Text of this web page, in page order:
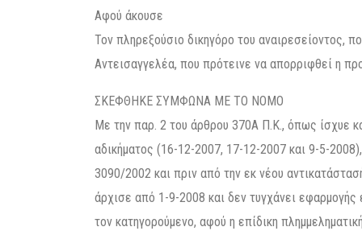
Αφού άκουσε
Τον πληρεξούσιο δικηγόρο του αναιρεσείοντος,
Αντεισαγγελέα, που πρότεινε να απορριφθεί η
ΣΚΕΦΘΗΚΕ ΣΥΜΦΩΝΑ ΜΕ ΤΟ ΝΟΜΟ
Με την παρ. 2 του άρθρου 370Α Π.Κ., όπως ίσχυε κατά τους κρίσιμους χρόνους τελέσεως του επίδικου αδικήματος (16-12-2007, 17-12-2007 και 9-5-2008), μετά την αντικατάστασή του με το άρθρ. 6 παρ. 8 Ν. 3090/2002 και πριν από την εκ νέου αντικατάστασή του με το άρθρ. 10 παρ. 1 Ν. 3674/2008 (η ισχύς του οποίου άρχισε από 1-9-2008 και δεν τυγχάνει εφαρμογής εν προκειμένω, κατ’ άρθρ. 2 παρ. 1 Π.Κ., ως δυσμενέστερο για τον κατηγορούμενο, αφού η επίδικη πλημμεληματική πράξη τιμωρείται πλέον σε βαθμό κακουργήματος), ορίζεται ότι: “Όποιος αθέμιτα παρακολουθεί με ειδικά τεχνικά μέσα ή μαγνητοφωνεί προφορική συνομιλία μεταξύ τρίτων που δεν διεξάγεται δημόσια ή μαγνητοσκοπεί μη δημόσιες πράξεις τρίτων, τιμωρείται με φυλάκιση τουλάχιστον ενός έτους. Με την ίδια ποινή τιμωρείται και όποιος μαγνητοφωνεί ιδιωτική συνομιλία μεταξύ αυτού και τρίτου χωρίς τη συναίνεση του τελευταίου. Το δεύτερο εδάφιο της παραγράφου 1 αυτού του άρθρου (κατά το οποίο η χρησιμοποίηση από τον δράστη των πληροφοριών ή μαγνητοταινιών που αποκτήθηκαν με αυτόν τον τρόπο θεωρείται επιβαρυντική περίπτωση) εφαρμόζεται και σ’ αυτή την περίπτωση”. Από την ανωτέρω διατύπωση του νόμου προκύπτει, ότι για τη στοιχειοθέτηση του εγκλήματος της παραβιάσεως του απορρήτου προφορικής συνομιλίας με τη μορφή της μαγνητοφωνήσεως ιδιωτικής συνομιλίας μεταξύ του δράστη και τρίτου, που προβλέπεται από το δεύτερο εδάφιο της παραγράφου 2 του άρθρου 370Α Π.Κ. (με το οποίο θεσμοθετείται διαφορετικό αδίκημα από εκείνο του πρώτου εδαφίου της ίδιας παραγράφου του άνω άρθρου, που αναφέρεται στις περιπτώσεις της μαγνητοφωνήσεως προφορικής συνομιλίας μεταξύ τρίτων και της μαγνητοσκοπήσεως μη δημόσιων πράξεων τρίτων), πρέπει η μαγνητοφώνηση να αφορά ιδιωτική συνομιλία μεταξύ των ανωτέρω προσώπων (δράστη και παθόντος τρίτου) χωρίς τη συναίνεση του παθόντος. Ιδιωτική είναι η συνομιλία, που δεν διεξάγεται δημόσια, δηλαδή, κατά τη βούληση των συνομιλούντων, δεν προορίζεται να ακουστεί από αόριστο αριθμό προσώπων, ασχέτως χώρου όπου έγινε αυτή (Πολιτική Ολ. Α.Π. 1/2001), ήτοι ανεξαρτήτως του αν η συνομιλία έγινε σε δημόσιο χώρο, καθώς και του αν κάποιος από τους συνομιλούντες είχε την πρόθεση να τη δημοσιοποιήσει μεταγενέστερα και ανεξάρτητα από το περιεχόμενό της, το οποίο δεν αποτελεί στοιχείο της αντικειμενικής υποστάσεως του εν λόγω εγκλήματος (Α.Π. 1532/2013). Κατά το τρίτο εδάφιο δε της παραγράφου 2 του αυτού άρθρου 370Α Π.Κ., η χρησιμοποίηση από τον δράστη των πληροφοριών ή μαγνητοταινιών που αποκτήθηκαν με τον προεκτεθέντα τρόπο θεωρείται επιβαρυντική περίπτωση του εγκλήματος τούτου. Εξάλλου, η καταδικαστική απόφαση έχει την απαιτούμενη, από τα άρθρα 93 παρ. 3 του Συντάγματος και 139 του Κ.Ποιν.Δ., ειδική και εμπεριστατωμένη αιτιολογία, η έλλειψη της οποίας ιδρύει λόγο αναιρέσεως από το άρθρο 510 παρ. 1 στοιχ. Δ’ Κ.Ποιν.Δ., όταν αναφέρονται σ’ αυτή, με σαφήνεια, πληρότητα και χωρίς αντιφάσεις ή λογικά κενά, τα πραγματικά περιστατικά, που προέκυψαν από την αποδεικτική διαδικασία, στα οποία στηρίχθηκε η κρίση του δικαστηρίου για τη συνδρομή των αντικειμενικών και υποκειμενικών στοιχείων του εγκλήματος, οι αποδείξεις που τα θεμελιώνουν και οι νομικές σκέψεις υπαγωγής των περιστατικών αυτών στην εφαρμοσθείσα ουσιαστική ποινική διάταξη. Για την ύπαρξη τέτοιας αιτιολογίας είναι παραδεκτή η αλληλοσυμπλήρωση του αιτιολογικού με το διατακτικό της αποφάσεως, τα οποία αποτελούν ενιαίο σύνολο. Ειδικά ως προς το δόλο, που απαιτείται για τη στοιχειοθέτηση της υποκειμενικής υποστάσεως των αξιόποινων πράξεων (κατ’ άρθρ. 26 παρ. 1 και 27 παρ. 1 Π.Κ.), η ύπαρξη αυτού δεν είναι αναγκαίο, κατ’ αρχήν, να αιτιολογείται ιδιαιτέρως, αφού ο δόλος ενυπάρχει στη θέληση παραγωγής των περιστατικών, που συγκροτούν την αντικειμενική υπόσταση του εγκλήματος και προκύπτει από τις ειδικότερες συνθήκες τελέσεώς του, διαλαμβάνεται δε αιτιολογία περί αυτού (δόλου) στην κύρια αιτιολογία για την ενοχή, διότι εξυπακούεται ότι υπάρχει με την πραγμάτωση των πραγματικών περιστατικών, που συγκροτούν αντικειμενικώς το έγκλημα, εκτός αν αξιώνονται από το νόμο πρόσθετα στοιχεία για την υποκειμενική υπόσταση του εγκλήματος, όπως η εν γνώσει ορισμένου περιστατικού τέλεση της πράξεως (άμεσος δόλος) ή ορισμένος περαιτέρω σκοπός (εγκλήματα με υπερχειλή υποκειμενική υπόσταση), κάτι που δεν συμβαίνει στο εδώ εξεταζόμενο έγκλημα της παραβιάσεως του απορρήτου της προφορικής συνομιλίας, για τη στοιχειοθέτηση του οποίου ο νόμος αρκείται σε κοινό (απλό) δόλο. Σε σχέση με τα αποδεικτικά μέσα, που ελήφθησαν υπόψη από το δικαστήριο προκειμένου να μορφώσει την καταδικαστική του κρίση, όπως επιβάλλουν οι διατάξεις των άρθρων 177 παρ. 1 και 178 Κ.Ποιν.Δ., για την πληρότητα της αιτιολογίας αρκεί ο κατ’ είδος προσδιορισμός τους (μάρτυρες, έγγραφα κλπ) χωρίς να απαιτείται ειδικότερη αναφορά ή αναλυτική παράθεσή τους και μνεία του τί προέκυψε από το